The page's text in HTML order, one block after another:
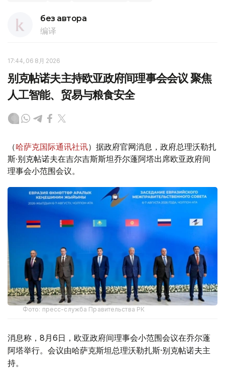
без автора
编译
17:44, 06 8月 2026
别克帖诺夫主持欧亚政府间理事会会议 聚焦
人工智能、贸易与粮食安全
（哈萨克国际通讯社讯）据政府官网消息，政府总理沃勒扎
斯·别克帖诺夫在吉尔吉斯斯坦乔尔蓬阿塔出席欧亚政府间
理事会小范围会议。
Фото: пресс-служба Правительства РК
消息称，8月6日，欧亚政府间理事会小范围会议在乔尔蓬
阿塔举行。会议由哈萨克斯坦总理沃勒扎斯·别克帖诺夫主
持。